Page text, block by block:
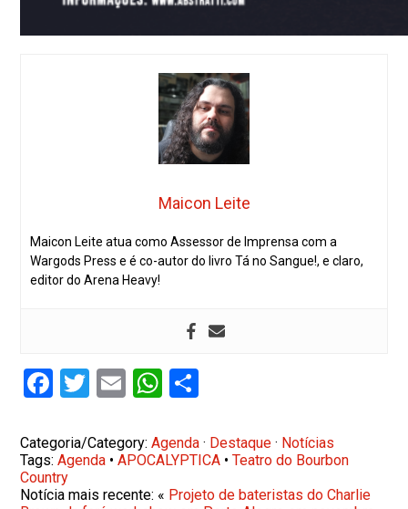
Maicon Leite
Maicon Leite atua como Assessor de Imprensa com a
Wargods Press e é co-autor do livro Tá no Sangue!, e claro,
editor do Arena Heavy!
Facebook
Twitter
EmailWhatsApp
Categoria/Category:Agenda · Destaque · Notícias
Tags:Agenda •APOCALYPTICA •Teatro do Bourbon
Country
Notícia mais recente: « Projeto de bateristas do Charlie